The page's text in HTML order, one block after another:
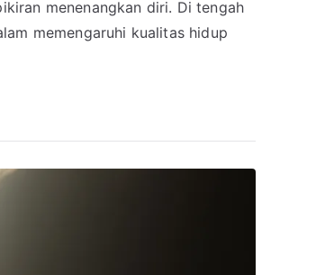
menenangkan diri. Di tengah
memengaruhi kualitas hidup